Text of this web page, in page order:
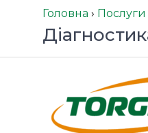
Головна › Послуги